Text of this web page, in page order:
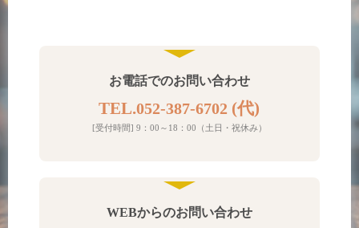
お電話でのお問い合わせ
TEL.052-387-6702 (代)
[受付時間] 9：00～18：00（土日・祝休み）
WEBからのお問い合わせ